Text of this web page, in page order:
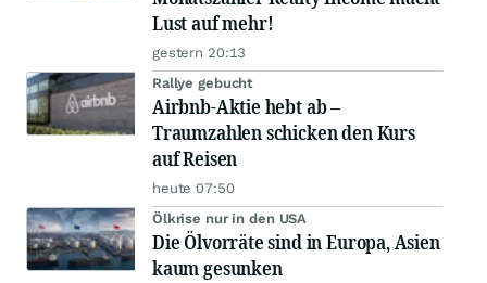
Lust auf mehr!
gestern 20:13
Rallye gebucht
Airbnb-Aktie hebt ab –
Traumzahlen schicken den Kurs
auf Reisen
heute 07:50
Ölkrise nur in den USA
Die Ölvorräte sind in Europa, Asien
kaum gesunken